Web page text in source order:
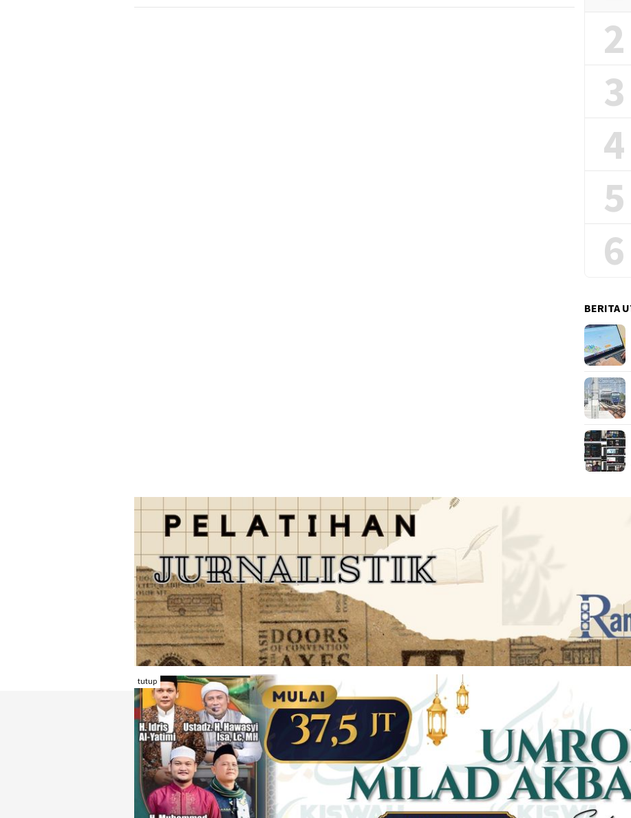
2
3
4
5
6
BERITA
TENTANG RAMBU KOTA REDAKSI
DISCLAIMER
KONTAK KAMI
FORM PENGADUAN
PEDOMAN MEDIA SIBER
KARIR
JARINGAN SOCIAL
Facebook Twitter
Linkedin
Youtube
tutup